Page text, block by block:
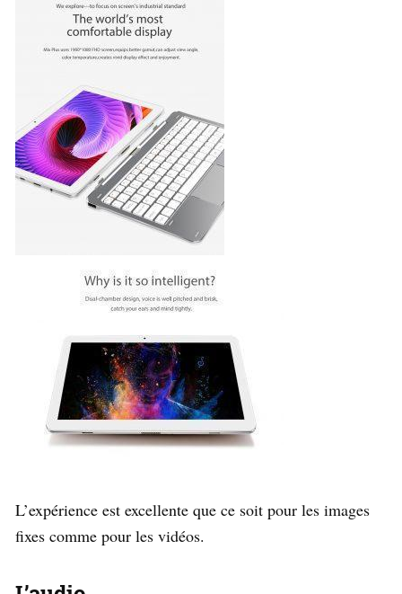
L’expérience est excellente que ce soit pour les images
fixes comme pour les vidéos.